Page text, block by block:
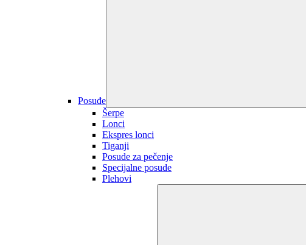
Posuđe
Šerpe
Lonci
Ekspres lonci
Tiganji
Posude za pečenje
Specijalne posude
Plehovi